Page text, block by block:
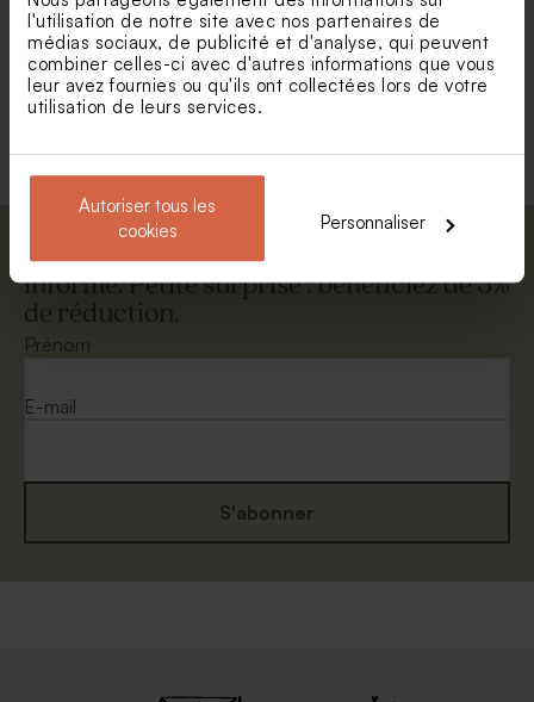
l'utilisation de notre site avec nos partenaires de
médias sociaux, de publicité et d'analyse, qui peuvent
combiner celles-ci avec d'autres informations que vous
leur avez fournies ou qu'ils ont collectées lors de votre
utilisation de leurs services.
Autoriser tous les
cookies
Personnaliser
dorée
Enveloppe papier kraft
Voir +
Abonnez-vous à la newsletter et restez
informé. Petite surprise : bénéficiez de 5%
de réduction.
Prénom
E-mail
S'abonner